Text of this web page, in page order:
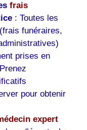
frais
: Toutes les
funéraires,
prises en
pour obtenir
expert